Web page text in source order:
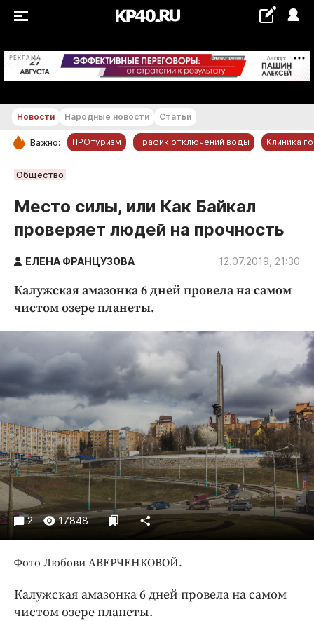
РЕКЛАМА +21...+22 °С
РУБРИКИ
Новости компаний
Статьи
Народные новости
Благоустройство
Культура
Недвижимость и ЖКХ
Образование
Общество
Погода
Праздники
Происшествия
Спорт
Экономика и бизнес
ПРОЕКТЫ
Блоги
Издания
Медиаперсона
Новости Народные новости Статьи
Важно: ПРОтуризм График отключений воды Клиника
Общество
Место силы, или Как Байкал
проверяет людей на прочность
ЕЛЕНА ФРАНЦУЗОВА 12.07.2019, 21:30
Калужская амазонка 6 дней провела на самом
чистом озере планеты.
2 17848
Фото Любови АВЕРЧЕНКОВОЙ.
Калужская амазонка 6 дней провела на самом
чистом озере планеты.